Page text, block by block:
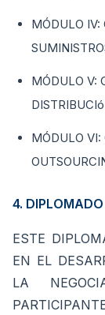
MÓDULO IV:
MÓDULO V:
MÓDULO VI:
4.
ESTE
EN EL
LA